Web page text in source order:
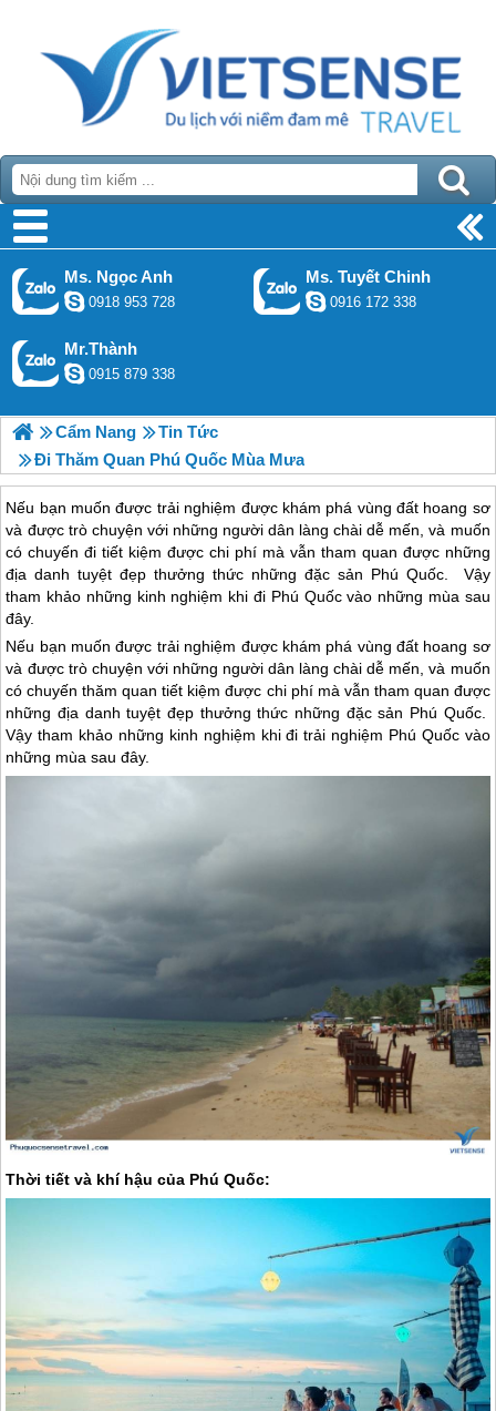
Ms. Ngọc Anh
0918 953 728
Ms. Tuyết Chinh
0916 172 338
Mr.Thành
0915 879 338
Cẩm Nang
Tin Tức
Đi Thăm Quan Phú Quốc Mùa Mưa
Nếu bạn muốn được trải nghiệm được khám phá vùng đất hoang sơ
và được trò chuyện với những người dân làng chài dễ mến, và muốn
có chuyến đi tiết kiệm được chi phí mà vẫn tham quan được những
địa danh tuyệt đẹp thưởng thức những đặc sản Phú Quốc. Vậy
tham khảo những kinh nghiệm khi đi Phú Quốc vào những mùa sau
đây.
Nếu bạn muốn được trải nghiệm được khám phá vùng đất hoang sơ
và được trò chuyện với những người dân làng chài dễ mến, và muốn
có chuyến thăm quan tiết kiệm được chi phí mà vẫn tham quan được
những địa danh tuyệt đẹp thưởng thức những đặc sản Phú Quốc.
Vậy tham khảo những kinh nghiệm khi đi trải nghiệm Phú Quốcvào
những mùa sau đây.
Thời tiết và khí hậu của Phú Quốc: